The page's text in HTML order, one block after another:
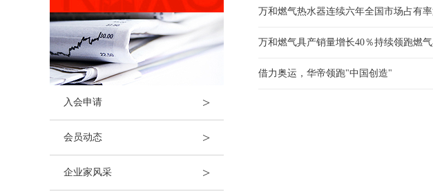
入会申请 >
会员动态 >
企业家风采 >
万和燃气热水器连续六年全国市场占有
万和燃气具产销量增长40％持续领跑燃
借力奥运，华帝领跑"中国创造"